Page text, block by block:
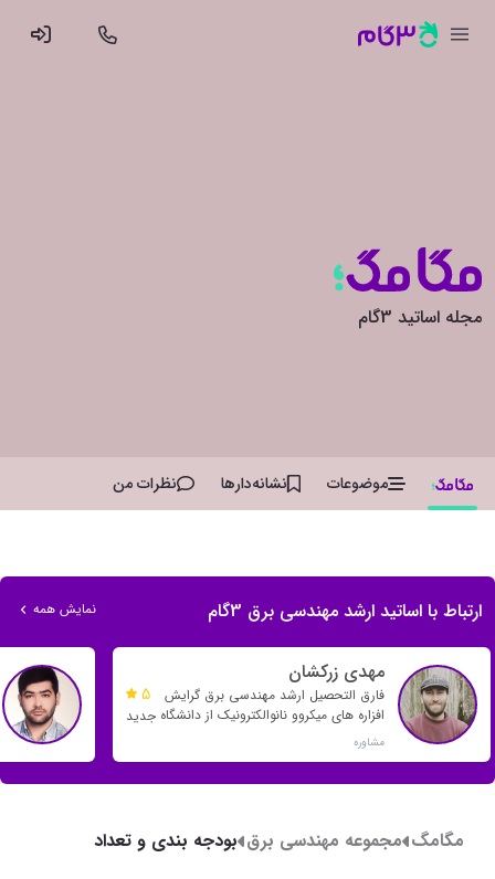
مجله اساتید 3گام
موضوعات نشانه‌دار‌ها نظرات من
ارتباط با اساتید ارشد مهندسی برق 3گام نمایش همه
مهدی زرکشان
فارق التحصیل ارشد مهندسی برق گرایش
افزاره های میکروو نانوالکترونیک از دانشگاه
خواجه نصیر
مشاوره
5
جدید
مگامگ مجموعه مهندسی برق بودجه بندی و تعداد